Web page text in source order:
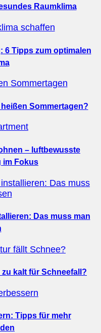
Raumklima
6 Tipps zum optimalen
Sommertagen?
– luftbewusste
im Fokus
Das muss man
kalt für Schneefall?
Tipps für mehr